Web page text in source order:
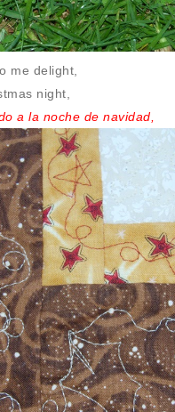
me delight,
night,
ala noche de navidad,